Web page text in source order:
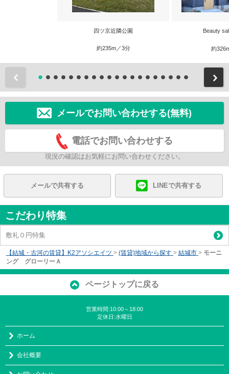
四ツ京近隣公園
約235m／3分
Beauty
約
メールでお問い合わせする(無料)
電話でお問い合わせする
現況の確認はお気軽にお問い合わせください。
メールで共有する LINEで共有する
こだわり特集
敷礼０円特集
【結城・古河の賃貸】K2アソシエイツ > (賃貸)地域から探す > 結城市 > モーニ
ング グローリーＡ
ページトップに戻る
営業時間:10:00～18:00
定休日:水曜日
ホーム
会社概要